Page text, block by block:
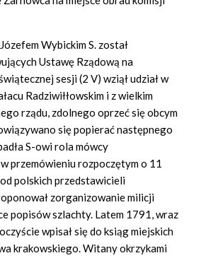
Wybickim S. został
Ustawę Rządową na
sesji (2 V) wziął udział w
Radziwiłłowskim i z wielkim
rządu, zdolnego oprzeć się obcym
się popierać następnego
S-owi rola mówcy
przemówieniu rozpoczętym o 11
polskich przedstawicieli
zorganizowanie milicji
popisów szlachty. Latem 1791, wraz
wpisał się do ksiąg miejskich
krakowskiego. Witany okrzykami